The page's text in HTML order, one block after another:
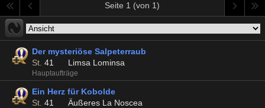
Seite 1 (von 1)
Der mysteriöse Salpeterraub
St. 41 Limsa Lominsa
Hauptaufträge
Ein Herz für Kobolde
St. 41 Äußeres La Noscea